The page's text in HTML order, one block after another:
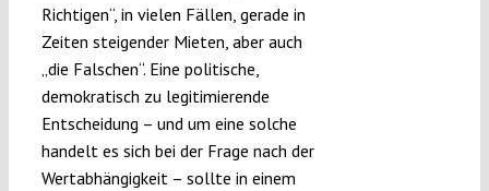
Richtigen“, in vielen Fällen, gerade in
Zeiten steigender Mieten, aber auch
„die Falschen“. Eine politische,
demokratisch zu legitimierende
Entscheidung – und um eine solche
handelt es sich bei der Frage nach der
Wertabhängigkeit – sollte in einem